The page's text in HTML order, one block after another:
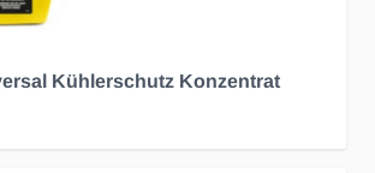
Kühlerschutz Konzentrat